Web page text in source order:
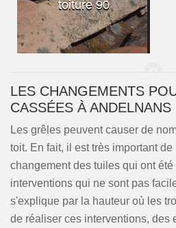
toiture 90
LES CHANGEMENTS
CASSÉES À ANDELNANS
Les grêles peuvent causer de
toit. En fait, il est très important
changement des tuiles qui ont
interventions qui ne sont pas
s'explique par la hauteur où les
de réaliser ces interventions, des